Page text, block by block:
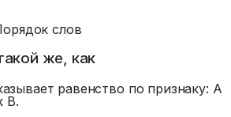
слов
же, как
равенство по признаку: A
B.